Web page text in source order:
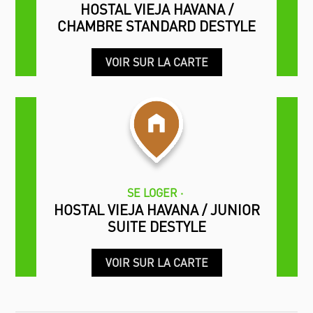
HOSTAL VIEJA HAVANA /
CHAMBRE STANDARD DESTYLE
VOIR SUR LA CARTE
HOSTAL VIEJA HAVANA / JUNIOR
SUITE DESTYLE
SE LOGER
VOIR SUR LA CARTE